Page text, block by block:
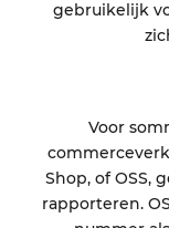
gebruikelijk
Voor
Shop, of OSS,
rapporteren.